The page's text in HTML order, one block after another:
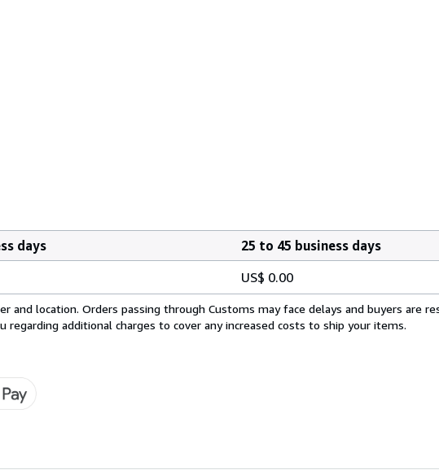
days
25 to 45 business days
US$ 0.00
and location. Orders passing through Customs may face delays and buyers are
additional charges to cover any increased costs to ship your items.